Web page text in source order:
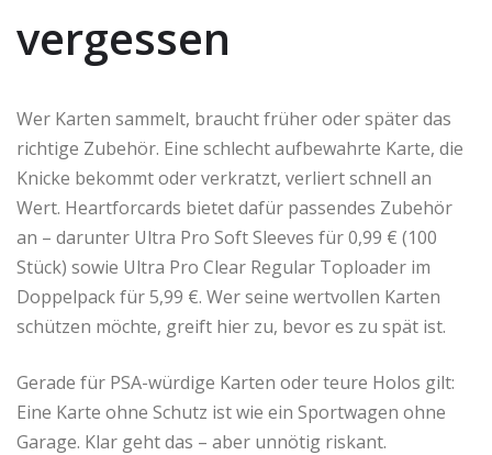
vergessen
Wer Karten sammelt, braucht früher oder später das
richtige Zubehör. Eine schlecht aufbewahrte Karte, die
Knicke bekommt oder verkratzt, verliert schnell an
Wert. Heartforcards bietet dafür passendes Zubehör
an – darunter Ultra Pro Soft Sleeves für 0,99 € (100
Stück) sowie Ultra Pro Clear Regular Toploader im
Doppelpack für 5,99 €. Wer seine wertvollen Karten
schützen möchte, greift hier zu, bevor es zu spät ist.
Gerade für PSA-würdige Karten oder teure Holos gilt:
Eine Karte ohne Schutz ist wie ein Sportwagen ohne
Garage. Klar geht das – aber unnötig riskant.